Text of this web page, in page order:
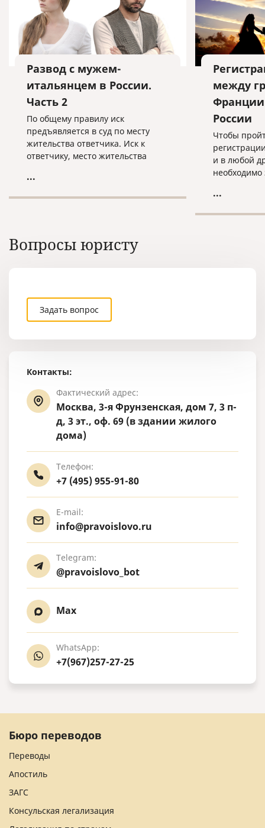
Контакты:
Фактический адрес:
Москва, 3-я Фрунзенская, дом 7, 3 п-
д, 3 эт., оф. 69 (в здании жилого
дома)
Телефон:
+7 (495) 955-91-80
E-mail:
info@pravoislovo.ru
Telegram:
@pravoislovo_bot
Max
WhatsApp:
+7(967)257-27-25
Развод с мужем-
итальянцем в России.
Часть 2
По общему правилу иск
предъявляется в суд по месту
жительства ответчика. Иск к
ответчику, место жительства
не имеет места жительства в
месту жительства в Российской
Федерации.
...
между
Франции
России
Чтобы
и в любой
необходимо
...
Вопросы юристу
Задать вопрос
Бюро переводов
Переводы
Апостиль
ЗАГС
Консульская легализация